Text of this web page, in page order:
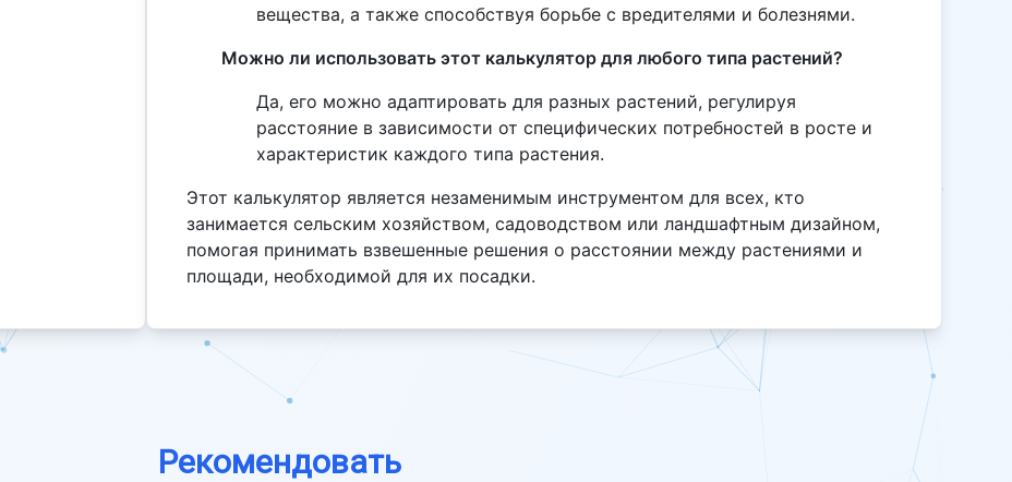
вещества, а также способствуя борьбе с вредителями и болезнями.
Можно ли использовать этот калькулятор для любого типа растений?
Да, его можно адаптировать для разных растений, регулируя
расстояние в зависимости от специфических потребностей в росте и
характеристик каждого типа растения.
Этот калькулятор является незаменимым инструментом для всех, кто
занимается сельским хозяйством, садоводством или ландшафтным дизайном,
помогая принимать взвешенные решения о расстоянии между растениями и
площади, необходимой для их посадки.
Рекомендовать